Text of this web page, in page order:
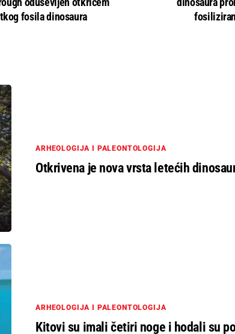
fosila dinosaura
ARHEOLOGIJA I PALEONTOLOGIJA
Otkrivena je nova vrsta letećih
ARHEOLOGIJA I PALEONTOLOGIJA
Kitovi su imali četiri noge i hodali su